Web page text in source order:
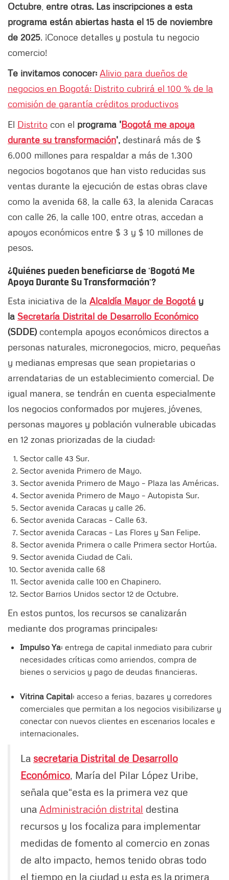
Octubre entre otras. Las inscripciones a esta
programa están abiertas hasta el 15 de noviembre
de 2025. ¡Conoce detalles y postula tu negocio
comercio!
Te invitamos conocer: Alivio para dueños de
negocios en Bogotá: Distrito cubrirá el 100 % de la
comisión de garantía créditos productivos
El Distrito con el programa 'Bogotá me apoya
durante su transformación', destinará más de $
6.000 millones para respaldar a más de 1.300
negocios bogotanos que han visto reducidas sus
ventas durante la ejecución de estas obras clave
como la avenida 68, la calle 63, la alenida Caracas
con calle 26, la calle 100, entre otras, accedan a
apoyos económicos entre $ 3 y $ 10 millones de
pesos.
¿Quiénes pueden beneficiarse de 'Bogotá Me
Apoya Durante Su Transformación'?
Esta iniciativa de la Alcaldía Mayor de Bogotá y
la Secretaría Distrital de Desarrollo Económico
(SDDE) contempla apoyos económicos directos a
personas naturales, micronegocios, micro, pequeñas
y medianas empresas que sean propietarias o
arrendatarias de un establecimiento comercial. De
igual manera, se tendrán en cuenta especialmente
los negocios conformados por mujeres, jóvenes,
personas mayores y población vulnerable ubicadas
en 12 zonas priorizadas de la ciudad:
Sector calle 43 Sur.
Sector avenida Primero de Mayo.
Sector avenida Primero de Mayo – Plaza las Américas.
Sector avenida Primero de Mayo – Autopista Sur.
Sector avenida Caracas y calle 26.
Sector avenida Caracas – Calle 63.
Sector avenida Caracas – Las Flores y San Felipe.
Sector avenida Primera o calle Primera sector Hortúa.
Sector avenida Ciudad de Cali.
Sector avenida calle 68
Sector avenida calle 100 en Chapinero.
Sector Barrios Unidos sector 12 de Octubre.
En estos puntos, los recursos se canalizarán
mediante dos programas principales:
Impulso Ya: entrega de capital inmediato para cubrir
necesidades críticas como arriendos, compra de
bienes o servicios y pago de deudas financieras.
Vitrina Capital: acceso a ferias, bazares y corredores
comerciales que permitan a los negocios visibilizarse y
conectar con nuevos clientes en escenarios locales e
internacionales.
La secretaria Distrital de Desarrollo
Económico, María del Pilar López Uribe,
señala que“esta es la primera vez que
una Administración distrital destina
recursos y los focaliza para implementar
medidas de fomento al comercio en zonas
de alto impacto, hemos tenido obras todo
el tiempo en la ciudad y esta es la primera